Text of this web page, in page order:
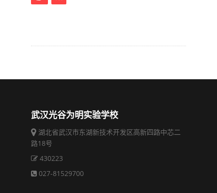
武汉光谷为明实验学校
湖北省武汉市东湖新技术开发区高新四路中芯二
路18号
430223
027-81529700